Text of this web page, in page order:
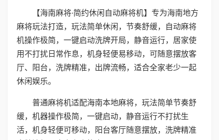
【海南麻将·简约休闲自动麻将机】专为海南地方
麻将玩法打造，玩法简单休闲，节奏舒缓，自动麻将
机操作极简，一键启动洗牌开局，静音运行，居家使
用不打扰日常作息，机身轻便易移动，可随意摆放客
厅、阳台，洗牌精准，出牌流畅，适合全家老少一起
休闲娱乐。
普通麻将机适配海南本地麻将，玩法简单节奏舒
缓，机器操作极简，一键启动，静音运行不打扰生
活，机身轻便可移动，阳台客厅随意摆放，洗牌精准